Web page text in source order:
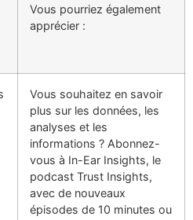
Vous pourriez également
apprécier :
Vous souhaitez en savoir
plus sur les données, les
analyses et les
informations ? Abonnez-
vous à In-Ear Insights, le
podcast Trust Insights,
avec de nouveaux
épisodes de 10 minutes ou